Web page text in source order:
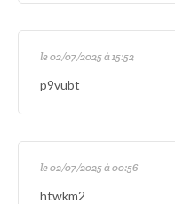
le 02/07/2025 à 15:52
p9vubt
le 02/07/2025 à 00:56
htwkm2